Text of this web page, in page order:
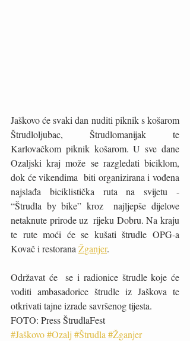
Jaškovo će svaki dan nuditi piknik s košarom
Štrudloljubac, Štrudlomanijak te
Karlovačkom piknik košarom. U sve dane
Ozaljski kraj može se razgledati biciklom,
dok će vikendima  biti organizirana i vođena
najslađa biciklistička ruta na svijetu -
“Štrudla by bike” kroz  najljepše dijelove
netaknute prirode uz  rijeku Dobru. Na kraju
te rute moći će se kušati štrudle OPG-a
Kovač i restorana Žganjer.
Održavat će  se i radionice štrudle koje će
voditi ambasadorice štrudle iz Jaškova te
otkrivati tajne izrade savršenog tijesta.
FOTO: Press ŠtrudlaFest
#Jaškovo#Ozalj #Štrudla #Žganjer